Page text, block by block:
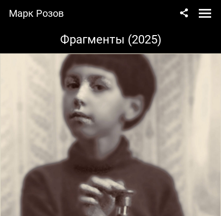
Марк Розов
Фрагменты (2025)